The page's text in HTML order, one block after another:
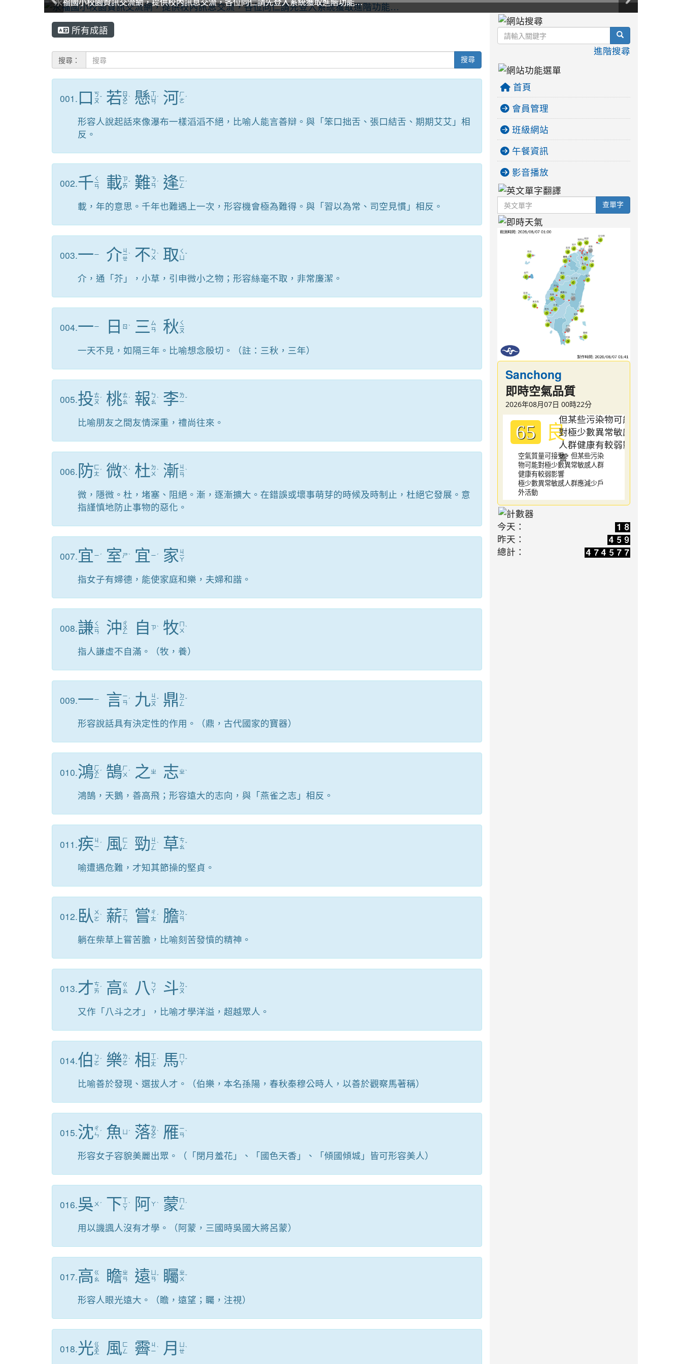
所有成語
搜尋： 搜尋
001. 口 ㄎ
ㄡˇ 若 ㄖ
ㄨ
ㄛ
ˋ 懸ㄒ
ㄩ
ㄢ
ˊ 河ㄏ
ㄜ ˊ
形容人說起話來像瀑布一樣滔滔不絕，比喻人能言善辯。與「笨口拙舌、張口結舌、期期艾艾」相
反。
002.千 ㄑ
ㄧ
ㄢ 載ㄗ
ㄞˇ 難ㄋ
ㄢ ˊ 逢 ㄈ
ㄥ ˊ
載，年的意思。千年也難遇上一次，形容機會極為難得。與「習以為常、司空見慣」相反。
003.一ㄧ 介 ㄐ
ㄧ
ㄝ
ˋ 不 ㄅ
ㄨ ˋ 取 ㄑ
ˇ
介，通「芥」，小草，引申微小之物；形容絲毫不取，非常廉潔。
004.一ㄧ 日 ㄖ ˋ 三 ㄙ
ㄢ
秋 ㄑ
ㄧ
ㄡ
一天不見，如隔三年。比喻想念殷切。（註：三秋，三年）
005.投ㄊ
ㄡ ˊ 桃ㄊ
ㄠ ˊ 報 ㄅ
ㄠˋ 李ㄌ
ㄧˇ
比喻朋友之間友情深重，禮尚往來。
006. 防 ㄈ
ㄤ ˊ 微 ㄨ
ㄟ ˊ 杜 ㄉ
ㄨ ˋ 漸 ㄐ
ㄧ
ㄢ
ˋ
微，隱微。杜，堵塞、阻絕。漸，逐漸擴大。在錯誤或壞事萌芽的時候及時制止，杜絕它發展。意
指謹慎地防止事物的惡化。
007.宜 ㄧ ˊ 室 ㄕˋ 宜 ㄧ ˊ 家 ㄐ
ㄧ
ㄚ
指女子有婦德，能使家庭和樂，夫婦和諧。
008.謙 ㄑ
ㄧ
ㄢ 沖 ㄔ
ㄨ
ㄥ 自 ㄗˋ 牧 ㄇ
ㄨ ˋ
指人謙虛不自滿。（牧，養）
009.一ㄧ 言ㄧ
ㄢ ˊ 九ㄐ
ㄧ
ㄡ
ˇ 鼎 ㄉ
ㄧ
ㄥ
ˇ
形容說話具有決定性的作用。（鼎，古代國家的寶器）
010.鴻ㄏ
ㄨ
ㄥ
ˊ 鵠ㄏ
ㄨ ˊ 之 ㄓ 志ㄓˋ
鴻鵠，天鵝，善高飛；形容遠大的志向，與「燕雀之志」相反。
011.疾 ㄐ
ㄧ ˊ 風 ㄈ
ㄥ
勁 ㄐ
ㄧ
ㄥ
ˋ 草ㄘ
ㄠˇ
喻遭遇危難，才知其節操的堅貞。
012. 臥 ㄨ
ㄛˋ 薪ㄒ
ㄧ
ㄣ 嘗 ㄔ
ㄤ ˊ 膽 ㄉ
ㄢˇ
躺在柴草上嘗苦膽，比喻刻苦發憤的精神。
013.才ㄘ
ㄞ ˊ 高 ㄍ
ㄠ
八 ㄅ
ㄚ
斗 ㄉ
ㄡˇ
又作「八斗之才」，比喻才學洋溢，超越眾人。
014.伯 ㄅ
ㄛ ˊ 樂ㄌ
ㄜˋ 相 ㄒ
ㄧ
ㄤ
ˋ 馬 ㄇ
ㄚˇ
比喻善於發現、選拔人才。（伯樂，本名孫陽，春秋秦穆公時人，以善於觀察馬著稱）
015.沈ㄔ
ㄣ ˊ 魚 ˊ 落ㄌ
ㄨ
ㄛ
ˋ 雁ㄧ
ㄢˋ
形容女子容貌美麗出眾。（「閉月羞花」、「國色天香」、「傾國傾城」皆可形容美人）
016.吳 ㄨ ˊ 下ㄒ
ㄧ
ㄚ
ˋ 阿ㄚˋ 蒙 ㄇ
ㄥ ˊ
用以譏諷人沒有才學。（阿蒙，三國時吳國大將呂蒙）
017.高 ㄍ
ㄠ
瞻ㄓ
ㄢ
遠 ㄢˇ 矚 ㄓ
ㄨ ˇ
形容人眼光遠大。（瞻，遠望；矚，注視）
018.光ㄍ
ㄨ
ㄤ 風 ㄈ
ㄥ
霽 ㄐ
ㄧˋ 月
ㄝˋ
:::
search
進階搜尋
首頁
會員管理
班級網站
午餐資訊
影音播放
英文單字 查單字
Sanchong
即時空氣品質
2026年08月07日 00時22分
65 良
空氣質量可接受，但某些污染
物可能對極少數異常敏感人群
健康有較弱影響
極少數異常敏感人群應減少戶
外活動
今天：
昨天：
總計：